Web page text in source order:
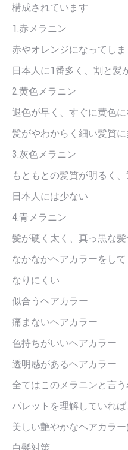
構成されています
1.赤メラニン
赤やオレンジになってしま
日本人に1番多く、割と髪
2.黄色メラニン
退色が早く、すぐに黄色に
髪がやわからく細い髪質に
3.灰色メラニン
もともとの髪質が明るく
日本人には少ない
4.青メラニン
髪が硬く太く、真っ黒な
なかなかヘアカラーをして
なりにくい
似合うヘアカラー
痛まないヘアカラー
色持ちがいいヘアカラー
透明感があるヘアカラー
全てはこのメラニンと言
パレットを理解していれば
美しい艶やかなヘアカラ